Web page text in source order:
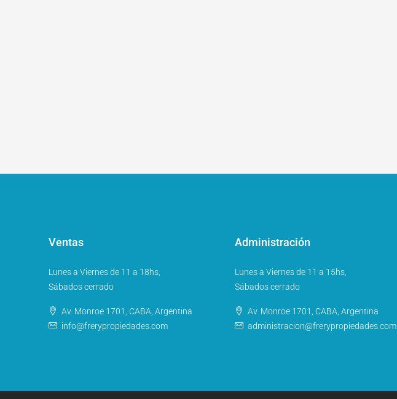
Ventas
Lunes a Viernes de 11 a 18hs,
Sábados cerrado
Av. Monroe 1701, CABA, Argentina
info@frerypropiedades.com
Administración
Lunes a Viernes de 11 a 15hs,
Sábados cerrado
Av. Monroe 1701, CABA, Argentina
administracion@frerypropiedades.com